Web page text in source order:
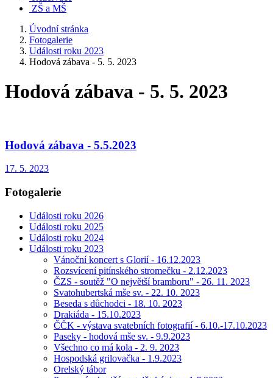
ZŠ a MŠ
Úvodní stránka
Fotogalerie
Události roku 2023
Hodová zábava - 5. 5. 2023
Hodová zábava - 5. 5. 2023
Hodová zábava - 5.5.2023
17. 5. 2023
Fotogalerie
Události roku 2026
Události roku 2025
Události roku 2024
Události roku 2023
Vánoční koncert s Glorií - 16.12.2023
Rozsvícení pitínského stromečku - 2.12.2023
ČZS - soutěž "O největší bramboru" - 26. 11. 2023
Svatohubertská mše sv. - 22. 10. 2023
Beseda s důchodci - 18. 10. 2023
Drakiáda - 15.10.2023
ČČK - výstava svatebních fotografií - 6.10.-17.10.2023
Paseky - hodová mše sv. - 9.9.2023
Všechno co má kola - 2. 9. 2023
Hospodská grilovačka - 1.9.2023
Orelský tábor